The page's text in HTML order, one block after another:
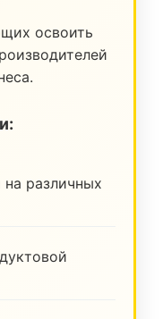
освоить
различных